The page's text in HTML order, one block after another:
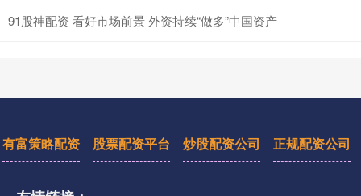
91股神配资 看好市场前景 外资持续“做多”中国资产
有富策略配资 股票配资平台 炒股配资公司 正规配资公司